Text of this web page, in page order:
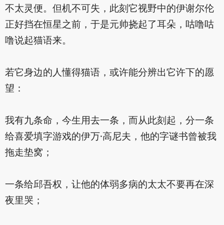
不太灵便。但机不可失，此刻它视野中的伊谢尔伦
正好挡在恒星之前，于是元帅挠起了耳朵，咕噜咕
噜说起猫语来。
若它身边的人懂得猫语，或许能分辨出它许下的愿
望：
我有九条命，今生用去一条，而从此刻起，分一条
给喜爱填字游戏的伊万·高尼夫，他的字谜书曾被我
拖走垫窝；
一条给邱吾权，让他的体弱多病的太太不要再在深
夜里哭；